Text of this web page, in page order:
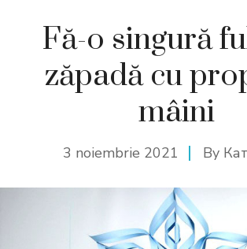
Fă-o singură
zăpadă cu
mâini
3 noiembrie 2021 By